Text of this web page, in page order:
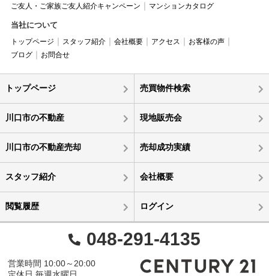
ご友人・ご家族ご友人紹介キャンペーン
マンションカタログ
当社について
トップページ スタッフ紹介 会社概要 アクセス
お客様の声
ブログ
お問合せ
トップページ 売買物件検索
川口市の不動産 現地販売会
川口市の不動産売却 売却成功実績
スタッフ紹介 会社概要
閲覧履歴 ログイン
048-291-4135
営業時間 10:00～20:00
定休日 毎週水曜日